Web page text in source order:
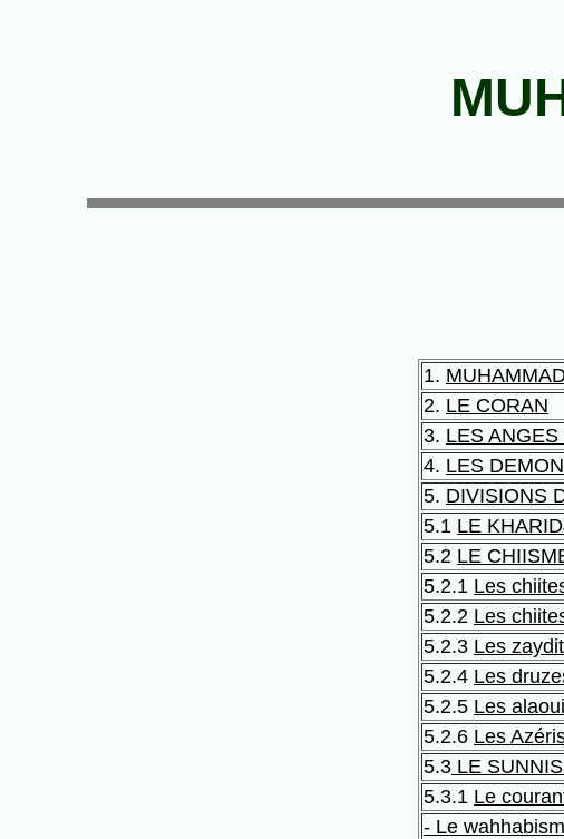
1.
2. LE CORAN
3. LES
4. LES
5. DIVISIONS
5.1 LE
5.2 LE
5.2.1 Les
5.2.2 Les
5.2.3 Les
5.2.4 Les
5.2.5 Les
5.2.6 Les
5.3 LE
5.3.1 Le
- Le